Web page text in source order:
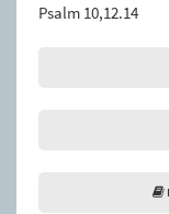
Psalm 10,12.14